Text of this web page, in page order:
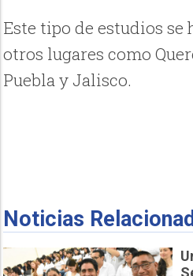
Este tipo de estudios se
otros lugares como
Puebla y Jalisco.
Noticias